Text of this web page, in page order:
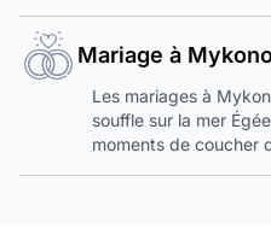
Mariage à
Les mariages à
souffle sur la mer
moments de coucher